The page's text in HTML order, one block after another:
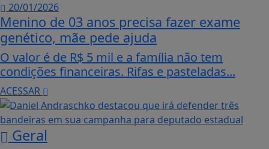
20/01/2026
Menino de 03 anos precisa fazer exame
genético, mãe pede ajuda
O valor é de R$ 5 mil e a família não tem
condições financeiras. Rifas e pasteladas...
ACESSAR
Geral